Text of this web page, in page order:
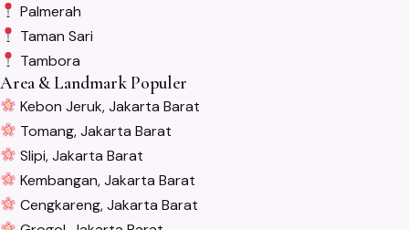
Palmerah
Taman Sari
Tambora
Area & Landmark Populer
Kebon Jeruk, Jakarta Barat
Tomang, Jakarta Barat
Slipi, Jakarta Barat
Kembangan, Jakarta Barat
Cengkareng, Jakarta Barat